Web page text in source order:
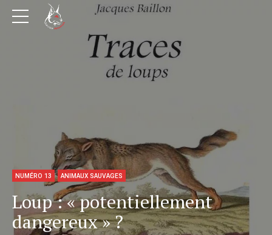
NUMÉRO 13 ANIMAUX SAUVAGES
Loup : « potentiellement
dangereux » ?